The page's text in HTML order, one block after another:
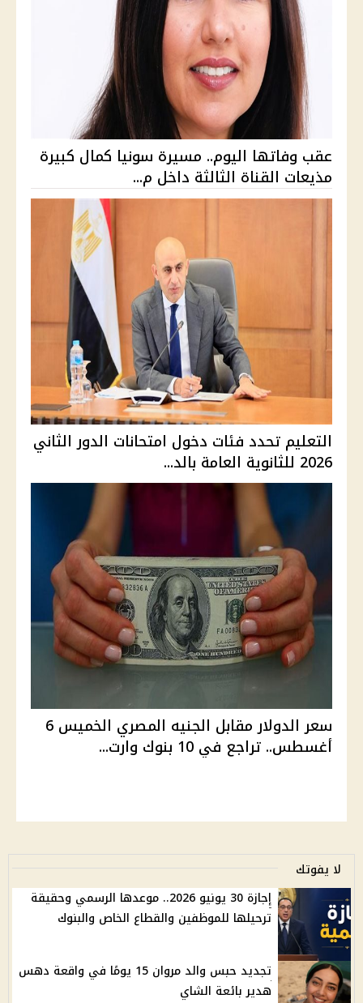
عقب وفاتها اليوم.. مسيرة سونيا كمال كبيرة
مذيعات القناة الثالثة داخل م...
التعليم تحدد فئات دخول امتحانات الدور الثاني
2026 للثانوية العامة بالد...
سعر الدولار مقابل الجنيه المصري الخميس 6
أغسطس.. تراجع في 10 بنوك وارت...
لا يفوتك
إجازة 30 يونيو 2026.. موعدها الرسمي وحقيقة
ترحيلها للموظفين والقطاع الخاص والبنوك
تجديد حبس والد مروان 15 يومًا في واقعة دهس
هدير بائعة الشاي